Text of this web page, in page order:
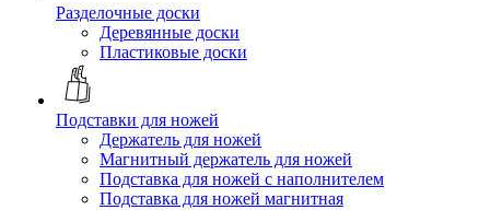
Разделочные доски
Деревянные доски
Пластиковые доски
Подставки для ножей
Держатель для ножей
Магнитный держатель для ножей
Подставка для ножей с наполнителем
Подставка для ножей магнитная